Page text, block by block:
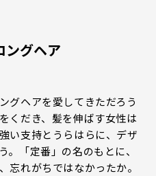
グヘア
グヘアを愛してきただろう
くだき、髪を伸ばす女性は
い支持とうらはらに、デザ
。「定番」の名のもとに、
忘れがちではなかったか。